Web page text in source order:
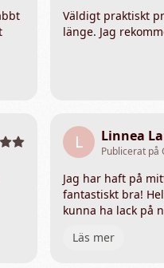
Väldigt praktiskt
länge. Jag
L Linnea
Publicerat på
Jag har haft på
fantastiskt bra!
kunna ha lack på
Läs mer